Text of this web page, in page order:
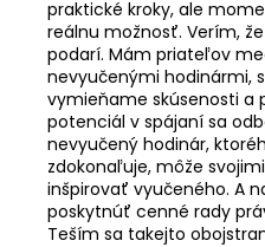
praktické kroky, ale
reálnu možnosť. Verím,
podarí. Mám priateľov
nevyučenými hodinármi,
vymieňame skúsenosti a
potenciál v spájaní sa
nevyučený hodinár,
zdokonaľuje, môže
inšpirovať vyučeného. A
poskytnúť cenné rady
Teším sa takejto